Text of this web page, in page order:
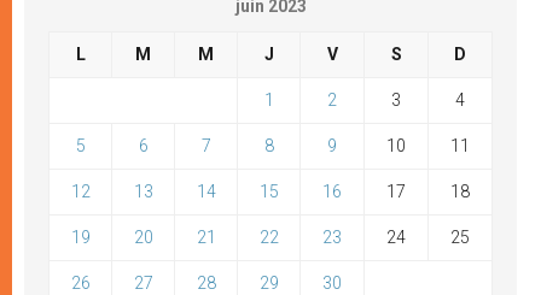
juin 2023
L M M J V S D
1 2 3 4
5 6 7 8 9 10 11
12 13 14 15 16 17 18
19 20 21 22 23 24 25
26 27 28 29 30